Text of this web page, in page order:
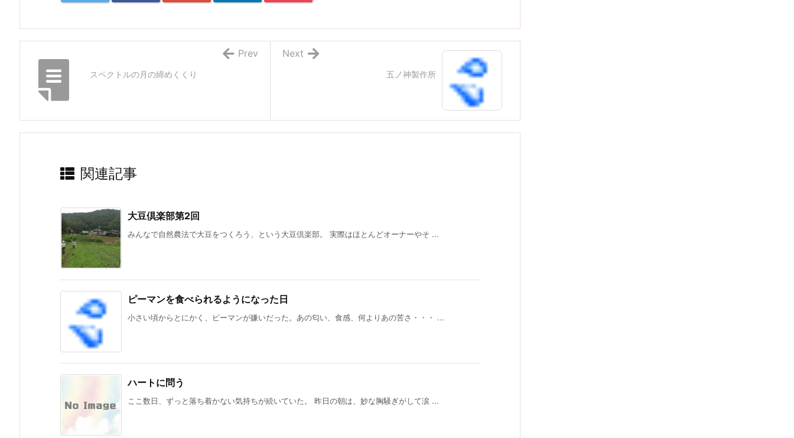
五ノ神製作所
Next
スペクトルの月の締めくくり
Prev
関連記事
大豆倶楽部第2回
みんなで自然農法で大豆をつくろう、という大豆倶楽部。 実際はほとんどオーナーやそ ...
ピーマンを食べられるようになった日
小さい頃からとにかく、ピーマンが嫌いだった。あの匂い、食感、何よりあの苦さ・・・ ...
ハートに問う
ここ数日、ずっと落ち着かない気持ちが続いていた。 昨日の朝は、妙な胸騒ぎがして涙 ...